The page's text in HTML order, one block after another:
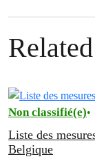
Non classifié(e)
Liste des
Belgique